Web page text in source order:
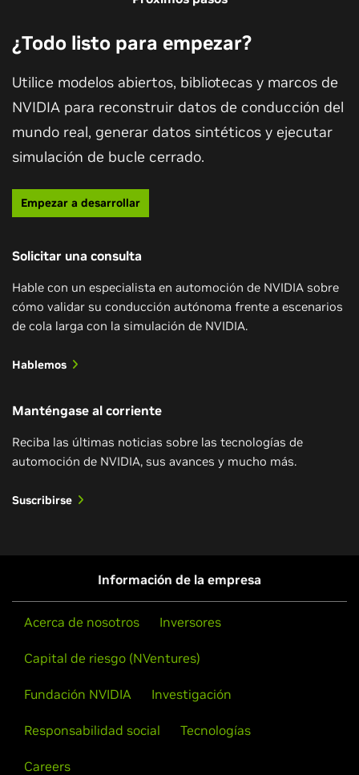
¿Todo listo para empezar?
Utilice modelos abiertos, bibliotecas y marcos de
NVIDIA para reconstruir datos de conducción del
mundo real, generar datos sintéticos y ejecutar
simulación de bucle cerrado.
Empezar a desarrollar
Solicitar una consulta
Hable con un especialista en automoción de NVIDIA sobre
cómo validar su conducción autónoma frente a escenarios
de cola larga con la simulación de NVIDIA.
Hablemos
Manténgase al corriente
Reciba las últimas noticias sobre las tecnologías de
automoción de NVIDIA, sus avances y mucho más.
Suscribirse
Información de la empresa
Acerca de nosotros Inversores
Capital de riesgo (NVentures)
Fundación NVIDIA Investigación
Responsabilidad social Tecnologías
Careers